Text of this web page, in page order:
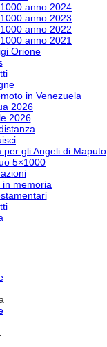
anno 2024
anno 2023
anno 2022
anno 2021
Orione
in Venezuela
2026
2026
gli Angeli di Maputo
5×1000
in memoria